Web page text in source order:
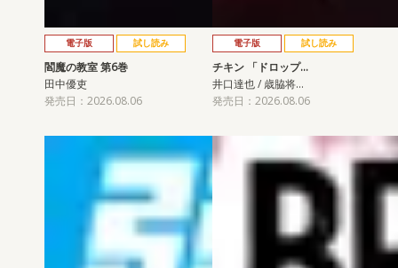
電子版 試し読み
閻魔の教室 第6巻
田中優吏
発売日：2026.08.06
電子版 試し読み
チキン 「ドロップ…
井口達也 / 歳脇将…
発売日：2026.08.06